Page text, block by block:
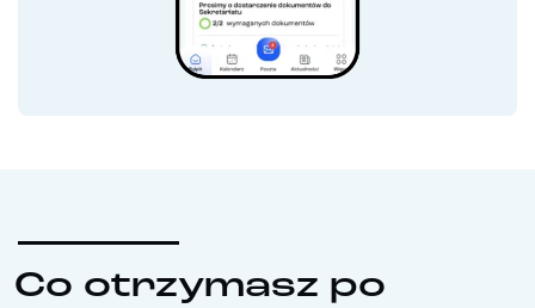
Co otrzymasz po